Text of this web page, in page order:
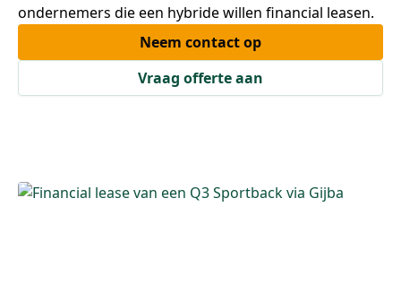
ondernemers die een hybride willen financial leasen.
Neem contact op
Vraag offerte aan